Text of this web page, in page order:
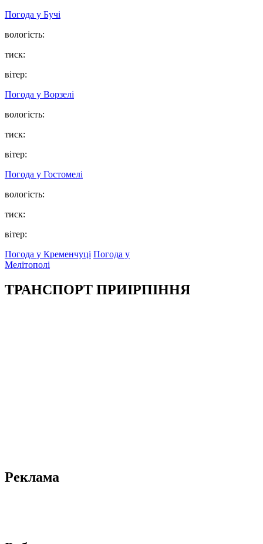
Погода у Бучі
вологість:
тиск:
вітер:
Погода у Ворзелі
вологість:
тиск:
вітер:
Погода у Гостомелі
вологість:
тиск:
вітер:
Погода у Кременчуці Погода у
Мелітополі
ТРАНСПОРТ ПРИІРПІННЯ
Реклама